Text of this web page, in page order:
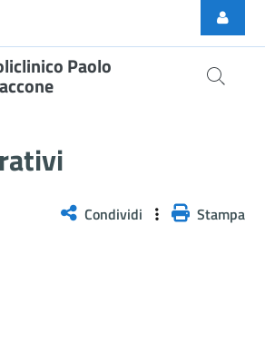
Paolo
Condividi Stampa